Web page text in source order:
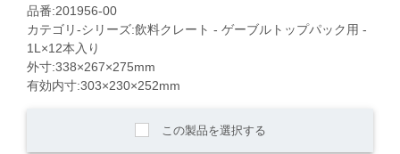
品番:201956-00
カテゴリ-シリーズ:飲料クレート - ゲーブルトップパック用 -
1L×12本入り
外寸:338×267×275mm
有効内寸:303×230×252mm
この製品を選択する